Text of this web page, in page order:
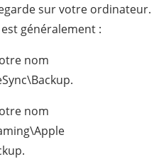
sur votre ordinateur.
généralement :
nom
nom